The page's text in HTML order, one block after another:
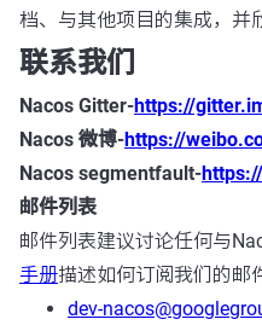
档、与其他项目的集成，并
联系我们
Nacos Gitter-https://
Nacos 微博-https://
Nacos segmentfault-
邮件列表
邮件列表建议讨论任何与
手册描述如何订阅我们的邮
dev-